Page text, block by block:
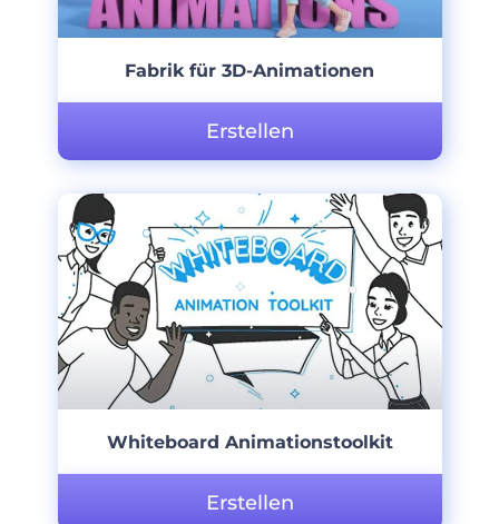
Fabrik für 3D-Animationen
Erstellen
Whiteboard Animationstoolkit
Erstellen